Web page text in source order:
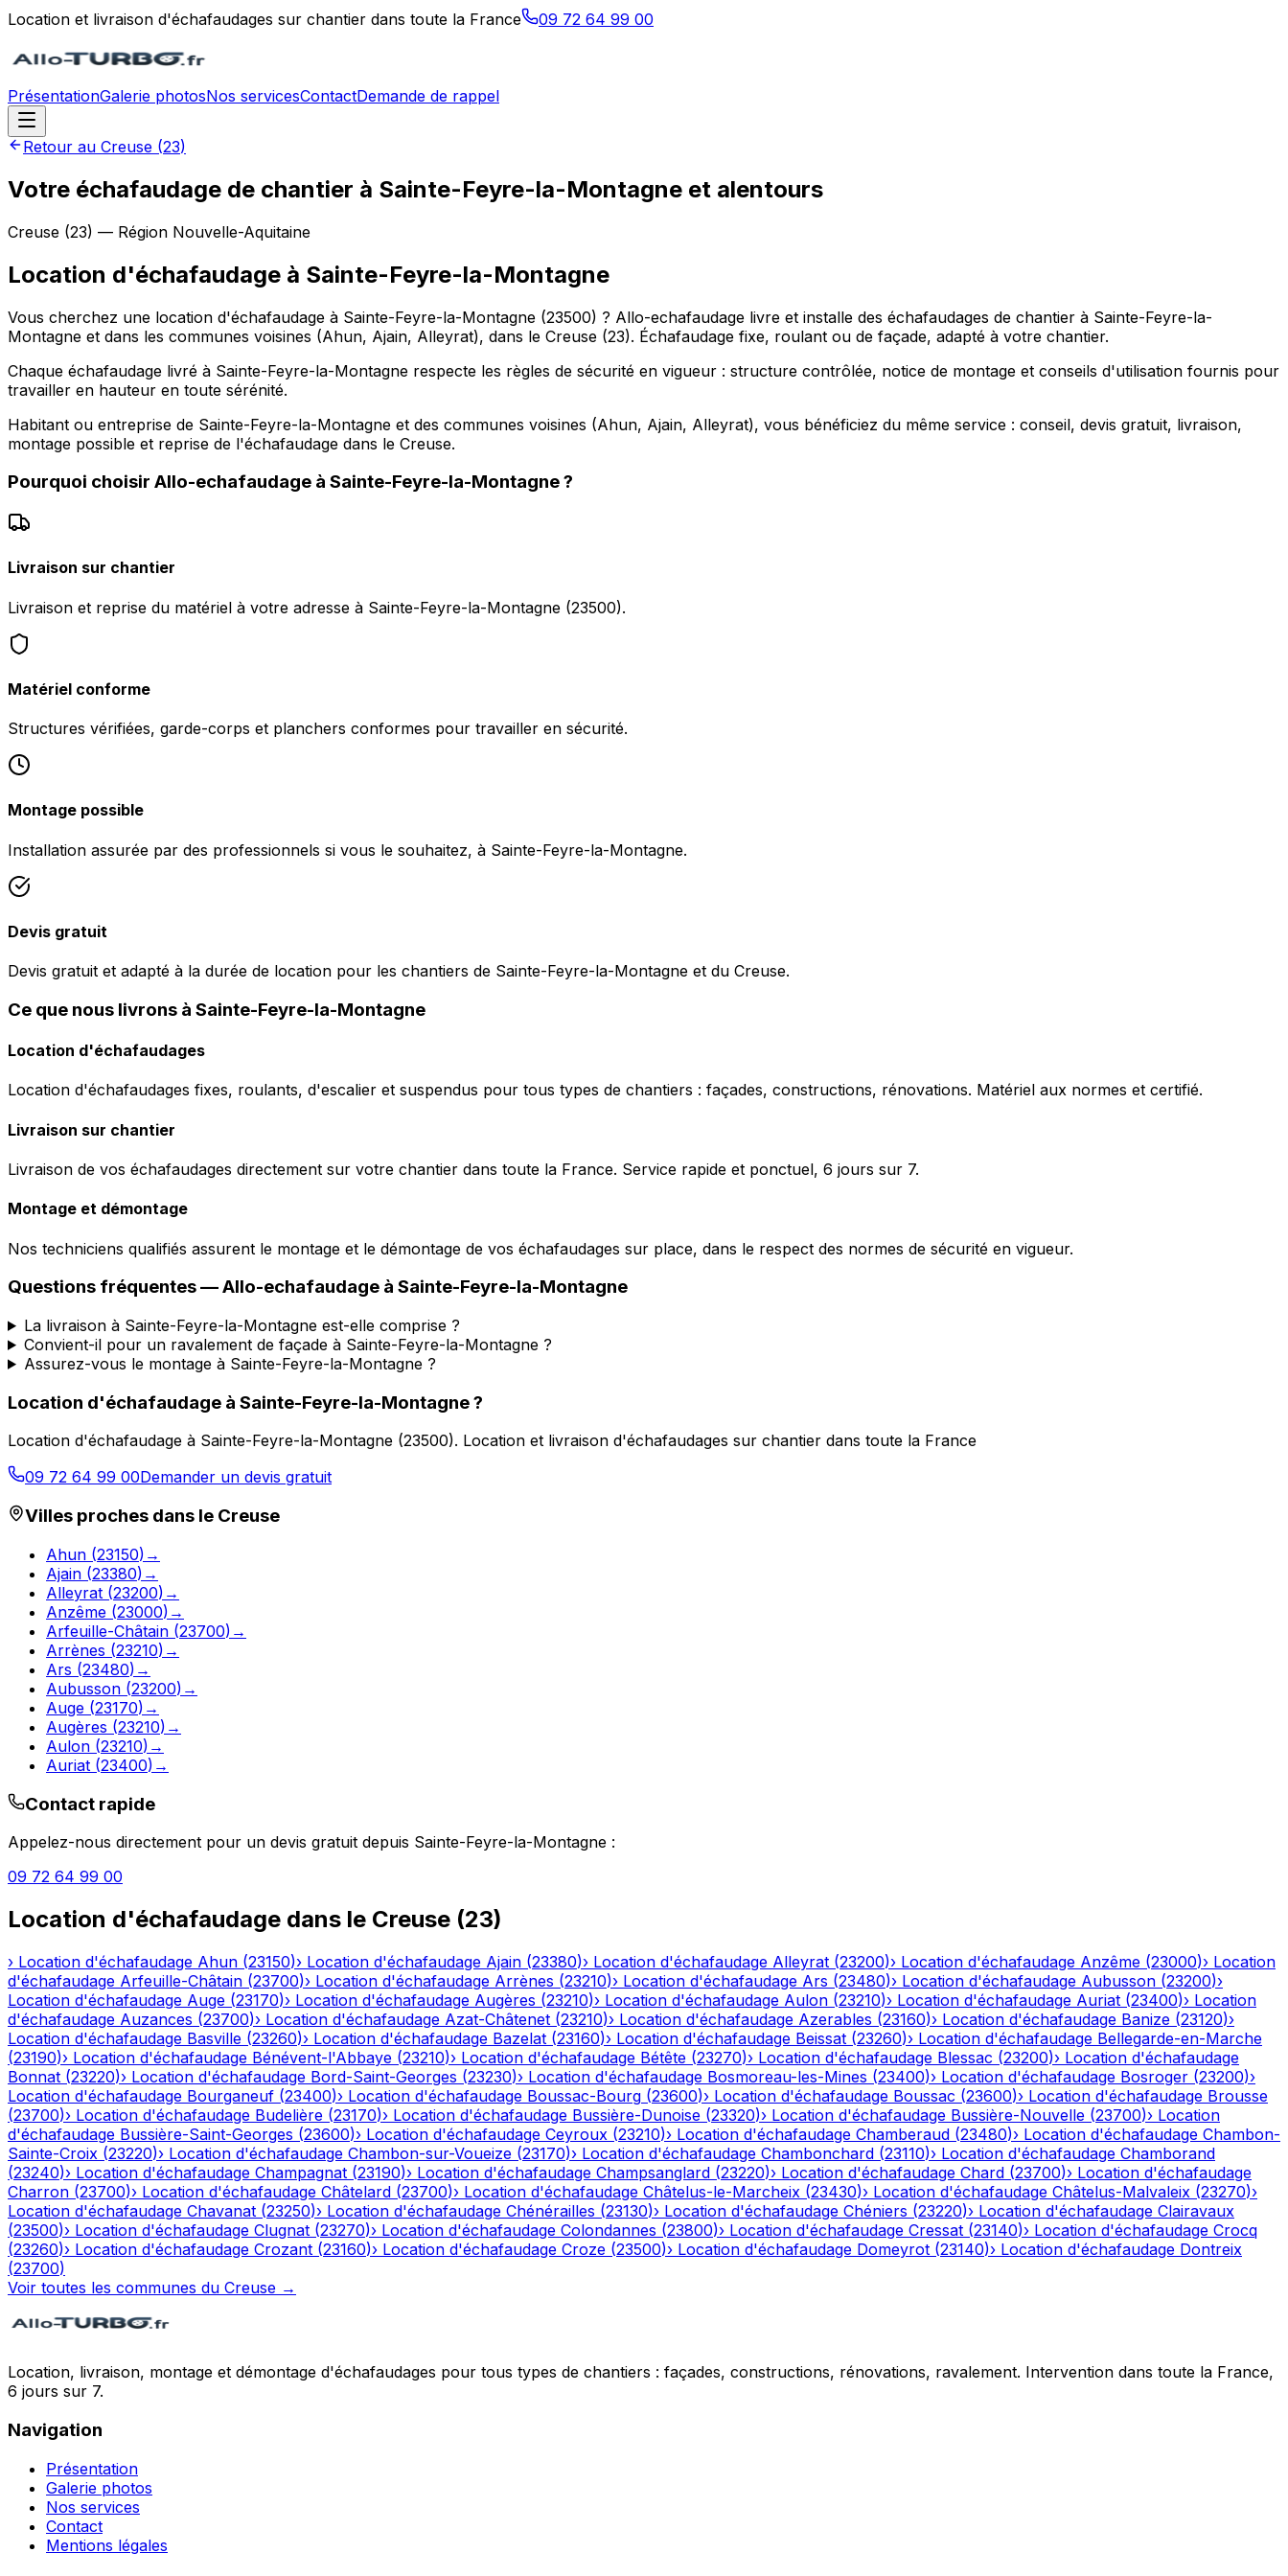
Location et livraison d'échafaudages sur chantier dans toute la France 09 72 64 99 00
PrésentationGalerie photosNos servicesContactDemande de rappel
Retour au Creuse (23)
Votre échafaudage de chantier à Sainte-Feyre-la-Montagne et alentours
Creuse (23) — Région Nouvelle-Aquitaine
Location d'échafaudage à Sainte-Feyre-la-Montagne
Vous cherchez une location d'échafaudage à Sainte-Feyre-la-Montagne (23500) ? Allo-echafaudage livre et installe des échafaudages de chantier à Sainte-Feyre-la-
Montagne et dans les communes voisines (Ahun, Ajain, Alleyrat), dans le Creuse (23). Échafaudage fixe, roulant ou de façade, adapté à votre chantier.
Chaque échafaudage livré à Sainte-Feyre-la-Montagne respecte les règles de sécurité en vigueur : structure contrôlée, notice de montage et conseils d'utilisation fournis pour
travailler en hauteur en toute sérénité.
Habitant ou entreprise de Sainte-Feyre-la-Montagne et des communes voisines (Ahun, Ajain, Alleyrat), vous bénéficiez du même service : conseil, devis gratuit, livraison,
montage possible et reprise de l'échafaudage dans le Creuse.
Pourquoi choisir Allo-echafaudage à Sainte-Feyre-la-Montagne?
Livraison sur chantier
Livraison et reprise du matériel à votre adresse à Sainte-Feyre-la-Montagne (23500).
Matériel conforme
Structures vérifiées, garde-corps et planchers conformes pour travailler en sécurité.
Montage possible
Installation assurée par des professionnels si vous le souhaitez, à Sainte-Feyre-la-Montagne.
Devis gratuit
Devis gratuit et adapté à la durée de location pour les chantiers de Sainte-Feyre-la-Montagne et du Creuse.
Ce que nous livrons à Sainte-Feyre-la-Montagne
Location d'échafaudages
Location d'échafaudages fixes, roulants, d'escalier et suspendus pour tous types de chantiers : façades, constructions, rénovations. Matériel aux normes et certifié.
Livraison sur chantier
Livraison de vos échafaudages directement sur votre chantier dans toute la France. Service rapide et ponctuel, 6 jours sur 7.
Montage et démontage
Nos techniciens qualifiés assurent le montage et le démontage de vos échafaudages sur place, dans le respect des normes de sécurité en vigueur.
Questions fréquentes —Allo-echafaudage à Sainte-Feyre-la-Montagne
La livraison à Sainte-Feyre-la-Montagne est-elle comprise ?
Convient-il pour un ravalement de façade à Sainte-Feyre-la-Montagne ?
Assurez-vous le montage à Sainte-Feyre-la-Montagne ?
Location d'échafaudage à Sainte-Feyre-la-Montagne?
Location d'échafaudage à Sainte-Feyre-la-Montagne (23500). Location et livraison d'échafaudages sur chantier dans toute la France
09 72 64 99 00Demander un devis gratuit
Villes proches dans le Creuse
Ahun (23150) →
Ajain (23380) →
Alleyrat (23200) →
Anzême (23000) →
Arfeuille-Châtain (23700) →
Arrènes (23210) →
Ars (23480) →
Aubusson (23200) →
Auge (23170) →
Augères (23210) →
Aulon (23210) →
Auriat (23400) →
Contact rapide
Appelez-nous directement pour un devis gratuit depuis Sainte-Feyre-la-Montagne :
09 72 64 99 00
Location d'échafaudage dans le Creuse (23)
› Location d'échafaudage Ahun (23150)› Location d'échafaudage Ajain (23380)› Location d'échafaudage Alleyrat (23200)› Location d'échafaudage Anzême (23000)› Location
d'échafaudage Arfeuille-Châtain (23700)› Location d'échafaudage Arrènes (23210)› Location d'échafaudage Ars (23480)› Location d'échafaudage Aubusson (23200)›
Location d'échafaudage Auge (23170)› Location d'échafaudage Augères (23210)› Location d'échafaudage Aulon (23210)› Location d'échafaudage Auriat (23400)› Location
d'échafaudage Auzances (23700)› Location d'échafaudage Azat-Châtenet (23210)› Location d'échafaudage Azerables (23160)› Location d'échafaudage Banize (23120)›
Location d'échafaudage Basville (23260)› Location d'échafaudage Bazelat (23160)› Location d'échafaudage Beissat (23260)› Location d'échafaudage Bellegarde-en-Marche
(23190)› Location d'échafaudage Bénévent-l'Abbaye (23210)› Location d'échafaudage Bétête (23270)› Location d'échafaudage Blessac (23200)› Location d'échafaudage
Bonnat (23220)› Location d'échafaudage Bord-Saint-Georges (23230)› Location d'échafaudage Bosmoreau-les-Mines (23400)› Location d'échafaudage Bosroger (23200)›
Location d'échafaudage Bourganeuf (23400)› Location d'échafaudage Boussac-Bourg (23600)› Location d'échafaudage Boussac (23600)› Location d'échafaudage Brousse
(23700)› Location d'échafaudage Budelière (23170)› Location d'échafaudage Bussière-Dunoise (23320)› Location d'échafaudage Bussière-Nouvelle (23700)› Location
d'échafaudage Bussière-Saint-Georges (23600)› Location d'échafaudage Ceyroux (23210)› Location d'échafaudage Chamberaud (23480)› Location d'échafaudage Chambon-
Sainte-Croix (23220)› Location d'échafaudage Chambon-sur-Voueize (23170)› Location d'échafaudage Chambonchard (23110)› Location d'échafaudage Chamborand
(23240)› Location d'échafaudage Champagnat (23190)› Location d'échafaudage Champsanglard (23220)› Location d'échafaudage Chard (23700)› Location d'échafaudage
Charron (23700)› Location d'échafaudage Châtelard (23700)› Location d'échafaudage Châtelus-le-Marcheix (23430)› Location d'échafaudage Châtelus-Malvaleix (23270)›
Location d'échafaudage Chavanat (23250)› Location d'échafaudage Chénérailles (23130)› Location d'échafaudage Chéniers (23220)› Location d'échafaudage Clairavaux
(23500)› Location d'échafaudage Clugnat (23270)› Location d'échafaudage Colondannes (23800)› Location d'échafaudage Cressat (23140)› Location d'échafaudage Crocq
(23260)› Location d'échafaudage Crozant (23160)› Location d'échafaudage Croze (23500)› Location d'échafaudage Domeyrot (23140)› Location d'échafaudage Dontreix
(23700)
Voir toutes les communes du Creuse →
Location, livraison, montage et démontage d'échafaudages pour tous types de chantiers : façades, constructions, rénovations, ravalement. Intervention dans toute la France,
6 jours sur 7.
Navigation
Présentation
Galerie photos
Nos services
Contact
Mentions légales